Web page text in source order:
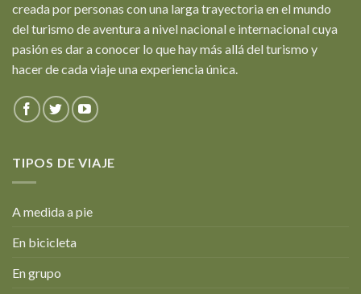
creada por personas con una larga trayectoria en el mundo
del turismo de aventura a nivel nacional e internacional cuya
pasión es dar a conocer lo que hay más allá del turismo y
hacer de cada viaje una experiencia única.
TIPOS DE VIAJE
A medida a pie
En bicicleta
En grupo